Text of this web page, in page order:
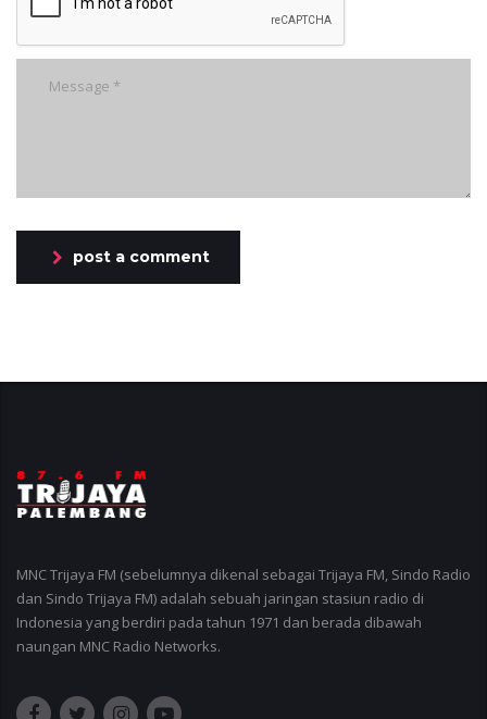
post a comment
MNC Trijaya FM (sebelumnya dikenal sebagai Trijaya FM, Sindo Radio
dan Sindo Trijaya FM) adalah sebuah jaringan stasiun radio di
Indonesia yang berdiri pada tahun 1971 dan berada dibawah
naungan MNC Radio Networks.